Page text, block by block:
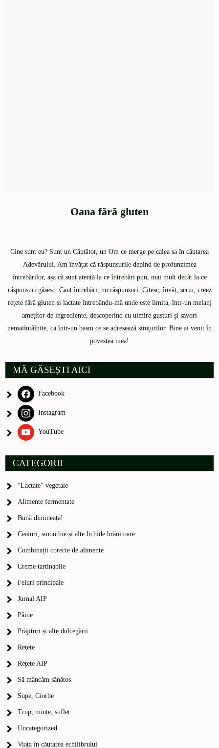
Oana fără gluten
Cine sunt eu? Sunt un Căutător, un Om ce merge pe calea sa în căutarea
Adevărului. Am învățat că răspunsurile depind de profunzimea
întrebărilor, așa că sunt atentă la ce întrebări pun, mai mult decât la ce
răspunsuri găsesc. Caut întrebări, nu răspunsuri. Citesc, învăț, scriu, creez
rețete fără gluten și lactate întrebându-mă unde este limita, într-un melanj
amețitor de ingrediente, descoperind cu uimire gusturi și savori
nemaiîntâlnite, ca într-un basm ce se adresează simțurilor. Bine ai venit în
povestea mea!
MĂ GĂSEȘTI AICI
Facebook
Instagram
YouTube
CATEGORII
"Lactate" vegetale
Alimente fermentate
Bună dimineața!
Ceaiuri, smoothie și alte lichide hrănitoare
Combinații corecte de alimente
Creme tartinabile
Feluri principale
Jurnal AIP
Pâine
Prăjituri și alte dulcegării
Rețete
Rețete AIP
Să mâncăm sănătos
Supe, Ciorbe
Trup, minte, suflet
Uncategorized
Viața în căutarea echilibrului